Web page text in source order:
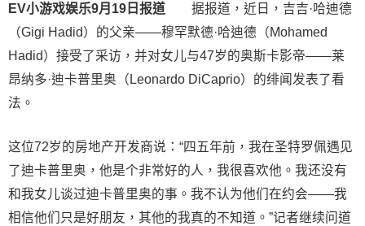
EV小游戏娱乐9月19日报道 据报道，近日，吉吉·哈迪德
（Gigi Hadid）的父亲——穆罕默德·哈迪德（Mohamed
Hadid）接受了采访，并对女儿与47岁的奥斯卡影帝——莱
昂纳多·迪卡普里奥（Leonardo DiCaprio）的绯闻发表了看
法。
这位72岁的房地产开发商说：“四五年前，我在圣特罗佩遇见
了迪卡普里奥，他是个非常好的人，我很喜欢他。我还没有
和我女儿谈过迪卡普里奥的事。我不认为他们在约会——我
相信他们只是好朋友，其他的我真的不知道。”记者继续问道